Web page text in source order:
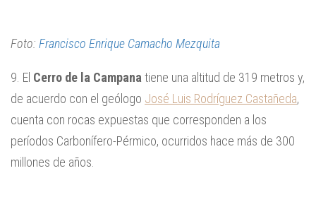
Foto: Francisco Enrique Camacho Mezquita
9. El Cerro de la Campana tiene una altitud de 319 metros y,
de acuerdo con el geólogo José Luis Rodríguez Castañeda,
cuenta con rocas expuestas que corresponden a los
períodos Carbonífero-Pérmico, ocurridos hace más de 300
millones de años.